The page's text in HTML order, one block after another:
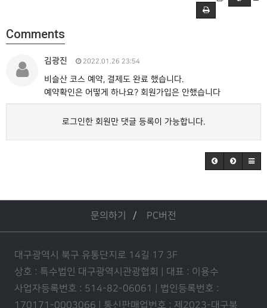
Comments
김광진 2022.01.26 23:54
비슬산 코스 예약, 결제도 완료 했습니다.
예약확인은 어떻게 하나요? 회원가입은 안했습니다
로그인한 회원만 댓글 등록이 가능합니다.
문의하기 PC버전
대구광역시 북구 유통단지로 14길 17 3F
상호 : 특수법인 대구광역시관광협회 | 대표 : 이용수
사업자등록번호 : 514-82-06061 | 법인등록번호 :
170171-0003066 | 통신판매업번호 : 제2023-대구북